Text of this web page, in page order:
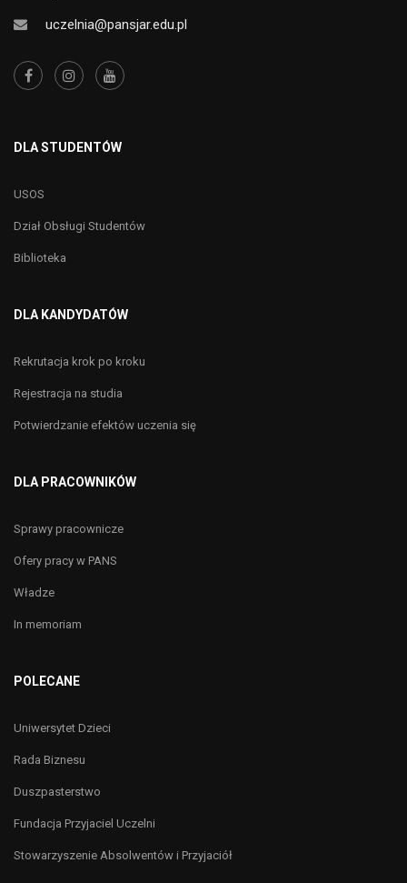
uczelnia@pansjar.edu.pl
DLA STUDENTÓW
USOS
Dział Obsługi Studentów
Biblioteka
DLA KANDYDATÓW
Rekrutacja krok po kroku
Rejestracja na studia
Potwierdzanie efektów uczenia się
DLA PRACOWNIKÓW
Sprawy pracownicze
Ofery pracy w PANS
Władze
In memoriam
POLECANE
Uniwersytet Dzieci
Rada Biznesu
Duszpasterstwo
Fundacja Przyjaciel Uczelni
Stowarzyszenie Absolwentów i Przyjaciół